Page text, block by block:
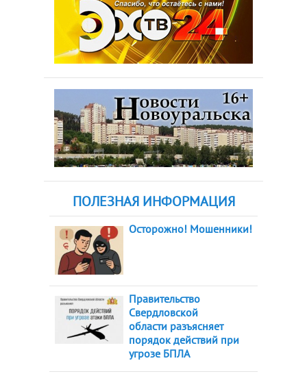
ПОЛЕЗНАЯ ИНФОРМАЦИЯ
Осторожно! Мошенники!
Правительство
Свердловской
области разъясняет
порядок действий при
угрозе БПЛА